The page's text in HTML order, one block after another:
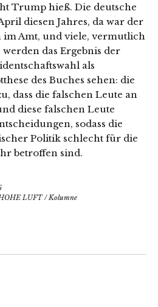
Trump hieß. Die deutsche
diesen Jahres, da war der
im Amt, und viele, vermutlich
das Ergebnis der
als
des Buches sehen: die
dass die falschen Leute an
diese falschen Leute
sodass die
Politik schlecht für die
betroffen sind.
LUFT/Kolumne